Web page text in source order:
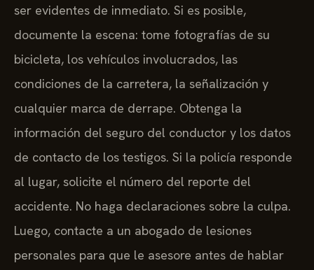
ser evidentes de inmediato. Si es posible,
documente la escena: tome fotografías de su
bicicleta, los vehículos involucrados, las
condiciones de la carretera, la señalización y
cualquier marca de derrape. Obtenga la
información del seguro del conductor y los datos
de contacto de los testigos. Si la policía responde
al lugar, solicite el número del reporte del
accidente. No haga declaraciones sobre la culpa.
Luego, contacte a un abogado de lesiones
personales para que le asesore antes de hablar